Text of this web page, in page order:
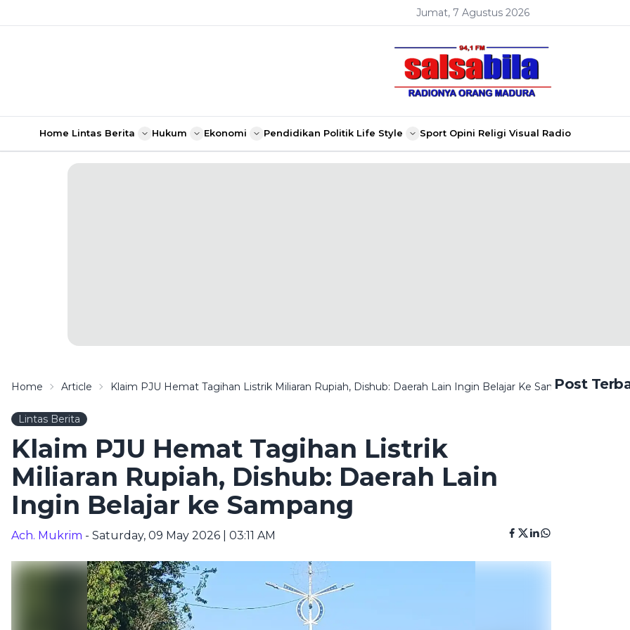
Jumat, 7 Agustus 2026
Home Lintas Berita Hukum Ekonomi Pendidikan Politik Life Style Sport Opini Religi Visual Radio
Home Article Klaim PJU Hemat Tagihan Listrik Miliaran Rupiah, Dishub: Daerah Lain Ingin Belajar Ke Sampang
Lintas Berita
Klaim PJU Hemat Tagihan Listrik
Miliaran Rupiah, Dishub: Daerah Lain
Ingin Belajar ke Sampang
Ach. Mukrim - Saturday, 09 May 2026 | 03:11 AM
Post